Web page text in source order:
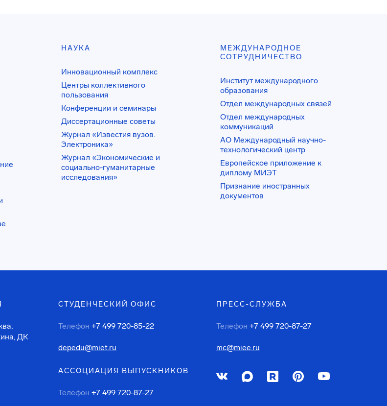
НАУКА
Инновационный комплекс
Центры коллективного
пользования
Конференции и семинары
Диссертационные советы
Журнал «Известия вузов.
Электроника»
Журнал «Экономические и
социально-гуманитарные
исследования»
МЕЖДУНАРОДНОЕ
СОТРУДНИЧЕСТВО
Институт международного
образования
Отдел международных связей
Отдел международных
коммуникаций
АО Международный научно-
технологический центр
Европейское приложение к
диплому МИЭТ
Признание иностранных
документов
ДК
СТУДЕНЧЕСКИЙ ОФИС
Телефон +7 499 720-85-22
depedu@miet.ru
АССОЦИАЦИЯ ВЫПУСКНИКОВ
Телефон +7 499 720-87-27
ПРЕСС-СЛУЖБА
Телефон +7 499 720-87-27
mc@miee.ru